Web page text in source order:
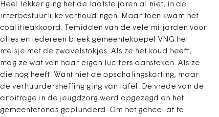
Heel lekker ging het de laatste jaren al niet, in de
interbestuurlijke verhoudingen. Maar toen kwam het
coalitieakkoord. Temidden van de vele miljarden voor
alles en iedereen bleek gemeentekoepel VNG het
meisje met de zwavelstokjes. Als ze het koud heeft,
mag ze wat van haar eigen lucifers aansteken. Als ze
die nog heeft. Want niet de opschalingskorting, maar
de verhuurdersheffing ging van tafel. De vrede van de
arbitrage in de jeugdzorg werd opgezegd en het
gemeentefonds geplunderd. Om het geheel af te